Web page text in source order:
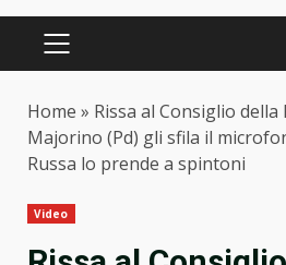
PRIMARY
Home » Rissa al Consiglio
Majorino (Pd) gli sfila il
Russa lo prende a spintoni
Video